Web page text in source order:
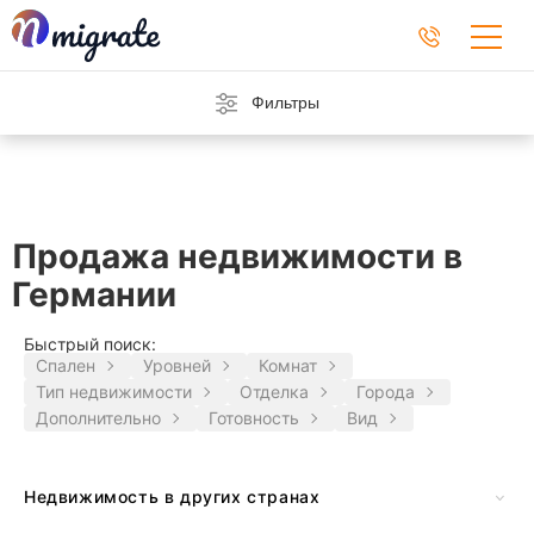
Фильтры
Продажа недвижимости в
Германии
Быстрый поиск:
Спален
Уровней
Комнат
Тип недвижимости
Отделка
Города
Дополнительно
Готовность Вид
Недвижимость в других странах